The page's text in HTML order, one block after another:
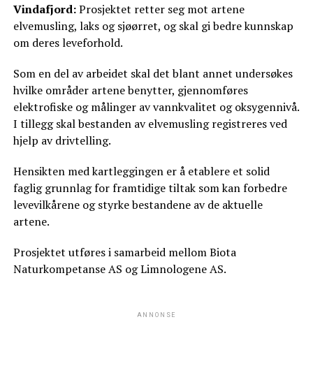
Vindafjord:Prosjektet retter seg mot artene
elvemusling, laks og sjøørret, og skal gi bedre kunnskap
om deres leveforhold.
Som en del av arbeidet skal det blant annet undersøkes
hvilke områder artene benytter, gjennomføres
elektrofiske og målinger av vannkvalitet og oksygennivå.
I tillegg skal bestanden av elvemusling registreres ved
hjelp av drivtelling.
Hensikten med kartleggingen er å etablere et solid
faglig grunnlag for framtidige tiltak som kan forbedre
levevilkårene og styrke bestandene av de aktuelle
artene.
Prosjektet utføres i samarbeid mellom Biota
Naturkompetanse AS og Limnologene AS.
ANNONSE